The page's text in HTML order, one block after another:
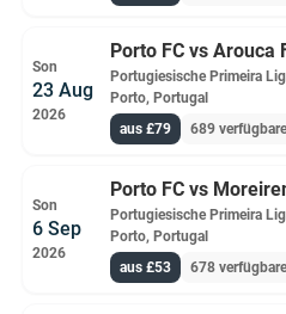
Son
23 Aug
2026
Porto FC vs Arouca
Portugiesische Primeira
Porto, Portugal
aus £79
689
Son
6 Sep
2026
Porto FC vs
Portugiesische Primeira
Porto, Portugal
aus £53
678